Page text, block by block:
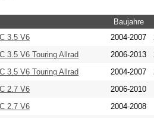
Baujahre
3.5 V6 2004-2007
3.5 V6 Touring Allrad 2006-2013
3.5 V6 Touring Allrad 2004-2007
2.7 V6 2006-2010
2.7 V6 2004-2008